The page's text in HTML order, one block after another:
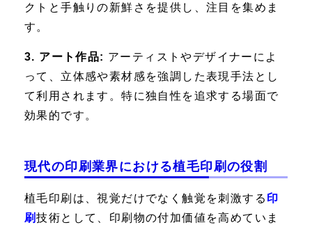
クトと手触りの新鮮さを提供し、注目を集めま
す。
3. アート作品: アーティストやデザイナーによ
って、立体感や素材感を強調した表現手法とし
て利用されます。特に独自性を追求する場面で
効果的です。
現代の印刷業界における植毛印刷の役割
植毛印刷は、視覚だけでなく触覚を刺激する 印
刷技術として、印刷物の付加価値を高めていま